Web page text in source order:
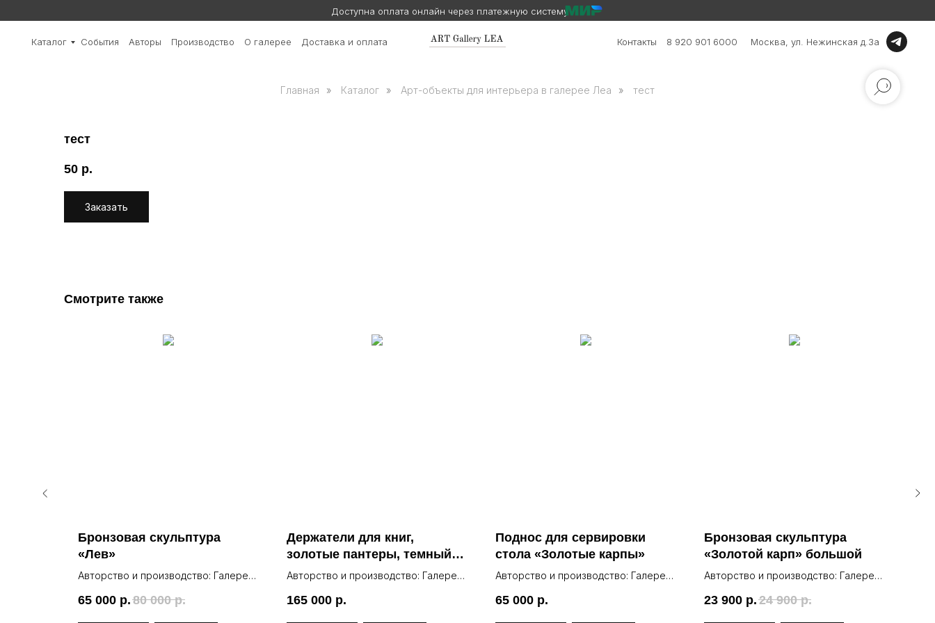
Доступна оплата онлайн через платежную систему
Каталог События Авторы Производство О галерее Доставка и оплата Контакты 8 920 901 6000 Москва, ул. Нежинская д.3а
Главная » Каталог » Арт-объекты для интерьера в галерее Леа » тест
тест
50 р.
Заказать
Смотрите также
Бронзовая скульптура
«Лев»
Авторство и производство: Галерея
65 000 р. 80 000 р.
Держатели для книг,
золотые пантеры, темный
мрамор
Авторство и производство: Галерея
165 000 р.
Поднос для сервировки
стола «Золотые карпы»
Авторство и производство: Галерея
65 000 р.
Бронзовая скульптура
«Золотой карп» большой
Авторство и производство: Галерея
23 900 р. 24 900 р.